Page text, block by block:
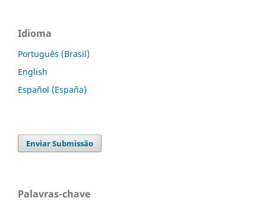
Idioma
Português (Brasil)
English
Español (España)
Enviar Submissão
Palavras-chave